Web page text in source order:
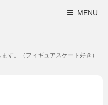
MENU
す。（フィギュアスケート好き）